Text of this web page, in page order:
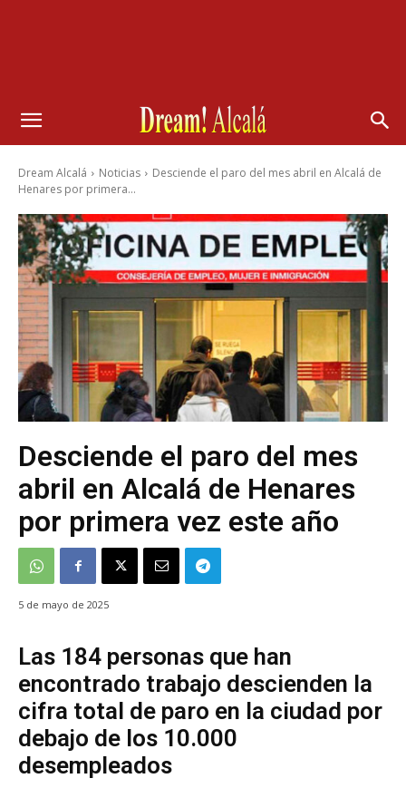
Dream Alcalá Noticias
Desciende el paro del mes abril en Alcalá de
Henares por primera...
Desciende el paro del mes
abril en Alcalá de Henares
por primera vez este año
5 de mayo de 2025
Las 184 personas que han
encontrado trabajo descienden la
cifra total de paro en la ciudad por
debajo de los 10.000
desempleados